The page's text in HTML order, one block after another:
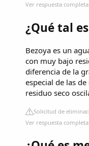
Ver respuesta
¿Qué tal
Bezoya es un
con muy bajo
diferencia de la
especial de las
residuo seco
Solicitud de
Ver respuesta